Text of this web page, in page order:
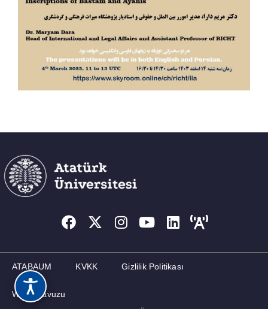
ATABAUM KVKK Gizlilik Politikası
Web Kılavuzu